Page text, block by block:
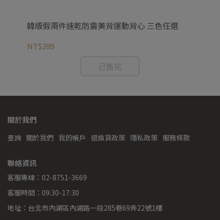
韓版假兩件速乾防震美背運動背心 三色任選
NT$399
已售完
關於我們
查詢 關於我們 我的帳戶 退換貨政策 隱私政策 服務條款
聯絡資訊
客服專線：02-8751-3669
客服時間：09:30-17:30
地址：台北市內湖區內湖路一段285巷69弄22號1樓